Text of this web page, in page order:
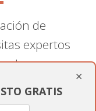
de
expertos
de
Sebastián
×
GRATIS